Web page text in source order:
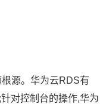
源。华为云RDS有
对控制台的操作,华为